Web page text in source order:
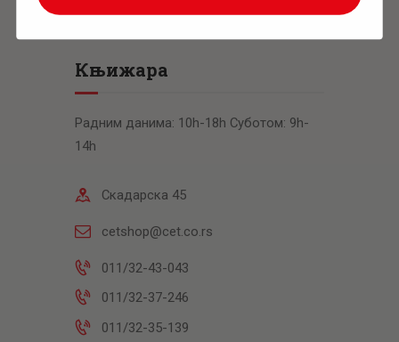
Књижара
Радним данима: 10h-18h Суботом: 9h-
14h
Скадарска 45
cetshop@cet.co.rs
011/32-43-043
011/32-37-246
011/32-35-139